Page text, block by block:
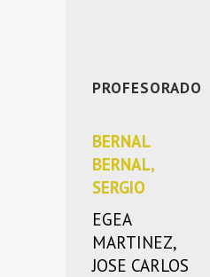
PROFESORADO
BERNAL
BERNAL,
SERGIO
EGEA
MARTINEZ,
JOSE CARLOS